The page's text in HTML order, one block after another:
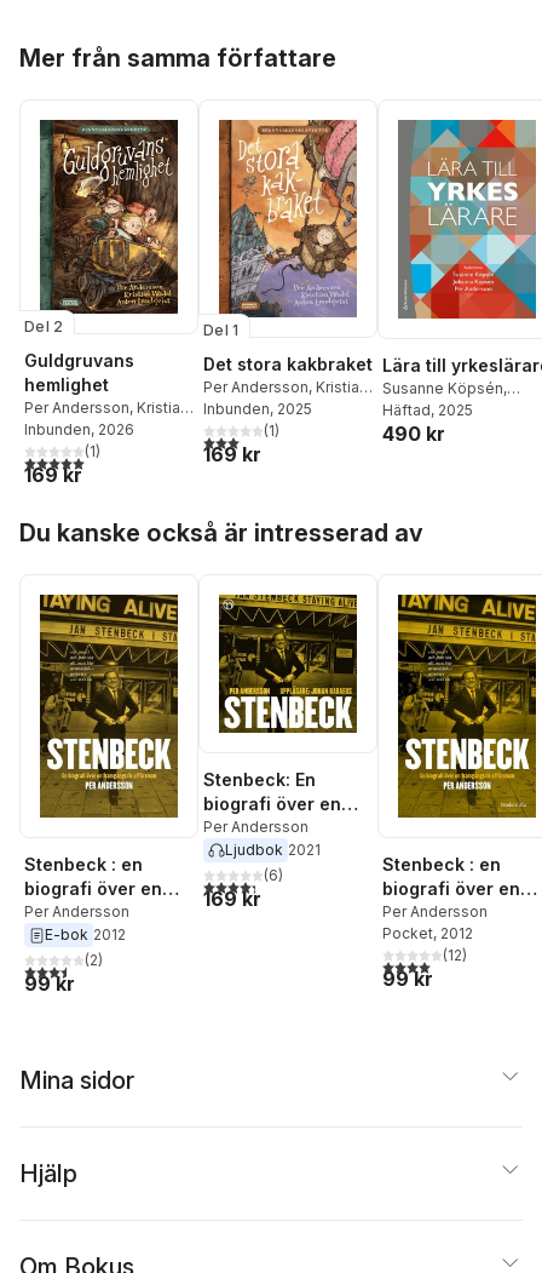
Mer från samma författare
Del 2
Guldgruvans
hemlighet
Per Andersson, Kristian
Wedel
Inbunden, 2026
5,0utav 5 stjärnor. Totalt antal röster:
(1)
169 kr
Del 1
Det stora kakbraket
Per Andersson, Kristian
Wedel
Inbunden, 2025
3,0utav 5 stjärnor. Totalt antal röster:
(1)
169 kr
Lära till
Susanne Köpsén,
Johanna Köpsén
Andersson
Kristina Hellberg
Högberg
Mårtensson, Sofia
Nyström,Andrzej
Szklarski
Häftad, 2025
490 kr
Du kanske också är intresserad av
Stenbeck : en
biografi över en
framgångsrik
affärsman
Per Andersson
E-bok 2012
3,5utav 5 stjärnor. Totalt antal röster:
(2)
99 kr
Stenbeck: En
biografi över en
framgångsrik
affärsman
Per Andersson
Ljudbok 2021
4,3utav 5 stjärnor. Totalt antal röster:
(6)
169 kr
Stenbeck : en
biografi över en
framgångsrik
affärsman
Per Andersson
Pocket, 2012
4,0utav 5 stjärnor.
(12)
99 kr
Mina sidor
Hjälp